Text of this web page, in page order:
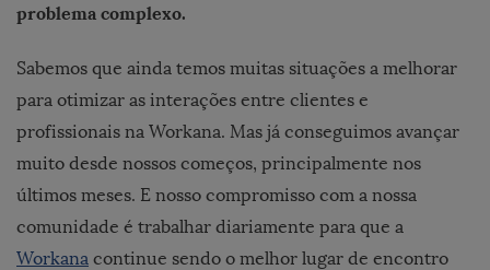
problema complexo.
Sabemos que ainda temos muitas situações a melhorar
para otimizar as interações entre clientes e
profissionais na Workana. Mas já conseguimos avançar
muito desde nossos começos, principalmente nos
últimos meses. E nosso compromisso com a nossa
comunidade é trabalhar diariamente para que a
Workana continue sendo o melhor lugar de encontro